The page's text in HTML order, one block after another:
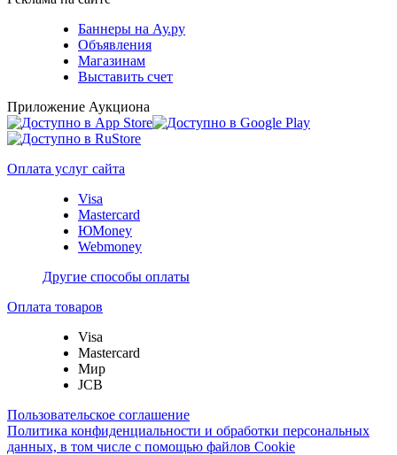
Баннеры на Ау.ру
Объявления
Магазинам
Выставить счет
Приложение Аукциона
Оплата услуг сайта
Visa
Mastercard
ЮMoney
Webmoney
Другие способы оплаты
Оплата товаров
Visa
Mastercard
Мир
JCB
Пользовательское соглашение
Политика конфиденциальности и обработки персональных
данных, в том числе с помощью файлов Cookie